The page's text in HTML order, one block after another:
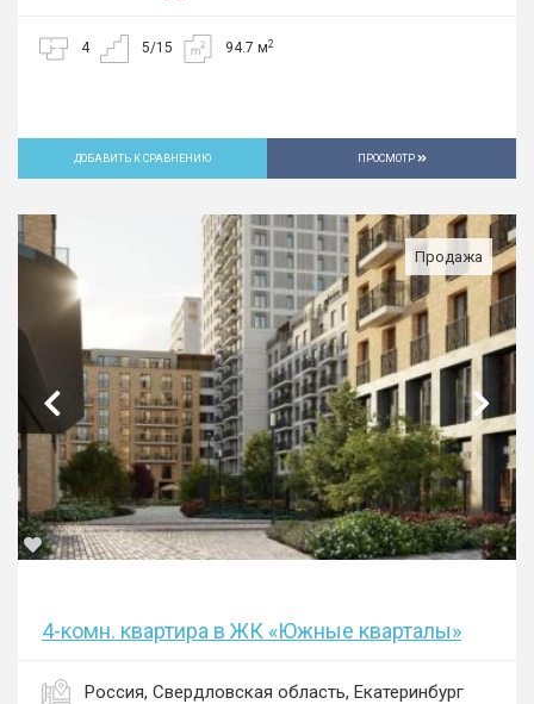
4 5/15 94.7 м2
ДОБАВИТЬ К СРАВНЕНИЮ ПРОСМОТР
Продажа
4-комн. квартира в ЖК «Южные кварталы»
Россия, Свердловская область, Екатеринбург